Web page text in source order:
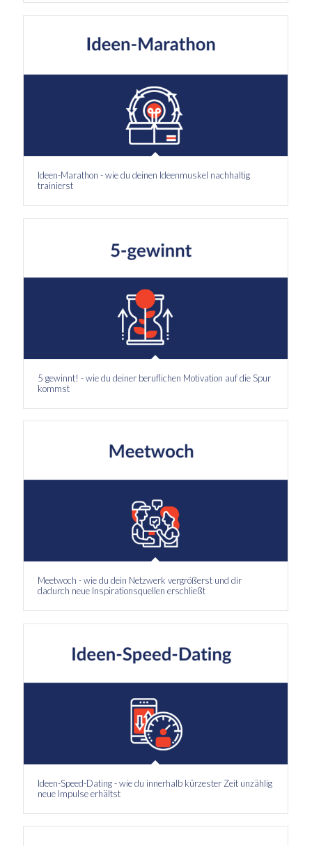
Ideen-Marathon - wie du deinen Ideenmuskel nachhaltig
trainierst
5 gewinnt! - wie du deiner beruflichen Motivation auf die Spur
kommst
Meetwoch - wie du dein Netzwerk vergrößerst und dir
dadurch neue Inspirationsquellen erschließt
Ideen-Speed-Dating - wie du innerhalb kürzester Zeit unzählig
neue Impulse erhältst